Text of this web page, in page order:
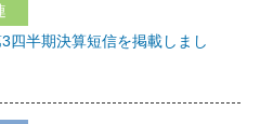
四半期決算短信を掲載しまし